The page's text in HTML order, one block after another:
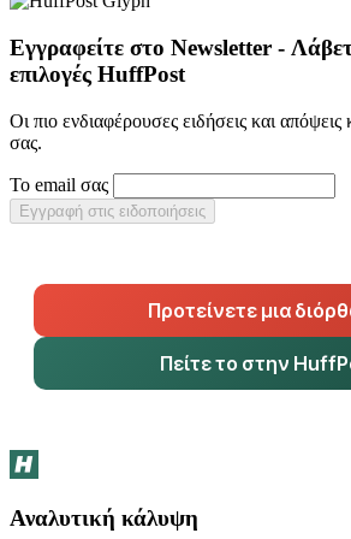
Εγγραφείτε στο Newsletter -
επιλογές HuffPost
Οι πιο ενδιαφέρουσες ειδήσεις και
σας.
Το email σας
Εγγραφή στις ειδοποιήσεις
Προτείνετε μια
Πείτε το στην
Αναλυτική κάλυψη